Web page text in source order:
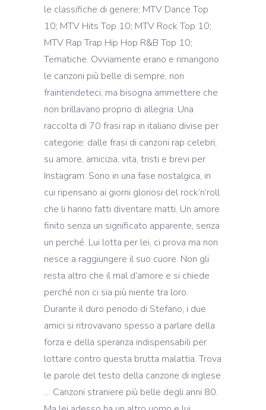
le classifiche di genere; MTV Dance Top
10; MTV Hits Top 10; MTV Rock Top 10;
MTV Rap Trap Hip Hop R&B Top 10;
Tematiche. Ovviamente erano e rimangono
le canzoni più belle di sempre, non
fraintendeteci, ma bisogna ammettere che
non brillavano proprio di allegria. Una
raccolta di 70 frasi rap in italiano divise per
categorie: dalle frasi di canzoni rap celebri,
su amore, amicizia, vita, tristi e brevi per
Instagram. Sono in una fase nostalgica, in
cui ripensano ai giorni gloriosi del rock’n’roll
che li hanno fatti diventare matti. Un amore
finito senza un significato apparente, senza
un perché. Lui lotta per lei, ci prova ma non
riesce a raggiungere il suo cuore. Non gli
resta altro che il mal d’amore e si chiede
perché non ci sia più niente tra loro.
Durante il duro periodo di Stefano, i due
amici si ritrovavano spesso a parlare della
forza e della speranza indispensabili per
lottare contro questa brutta malattia. Trova
le parole del testo della canzone di inglese
… Canzoni straniere più belle degli anni 80.